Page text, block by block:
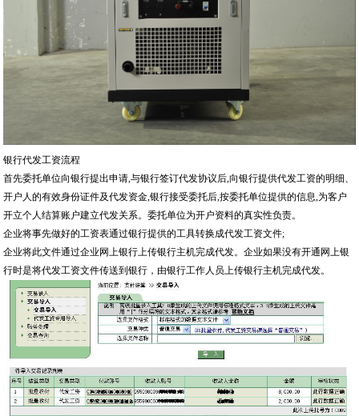
银行代发工资流程
首先委托单位向银行提出申请,与银行签订代发协议后,向银行提供代发工资的明细、
开户人的有效身份证件及代发资金,银行接受委托后,按委托单位提供的信息,为客户
开立个人结算账户建立代发关系。委托单位为开户资料的真实性负责。
企业将事先做好的工资表通过银行提供的工具转换成代发工资文件;
企业将此文件通过企业网上银行上传银行主机完成代发。企业如果没有开通网上银
行时是将代发工资文件传送到银行，由银行工作人员上传银行主机完成代发。